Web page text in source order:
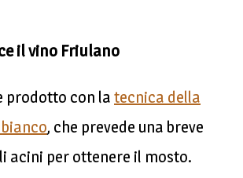
il vino Friulano
prodotto con la tecnica della
, che prevede una breve
acini per ottenere il mosto.